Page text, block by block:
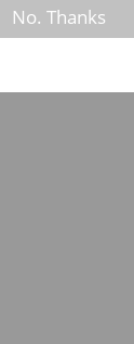
No. Thanks